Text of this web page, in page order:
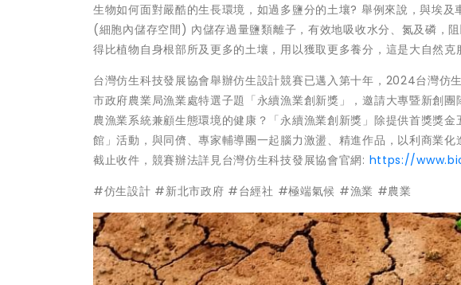
生物如何面對嚴酷的生長環境，如過多鹽分的土壤? 舉例來說，與埃
(細胞內儲存空間) 內儲存過量鹽類離子，有效地吸收水分、氮及磷，
得比植物自身根部所及更多的土壤，用以獲取更多養分，這是大自然克
台灣仿生科技發展協會舉辦仿生設計競賽已邁入第十年，2024台灣仿
市政府農業局漁業處特選子題「永續漁業創新獎」，邀請大專暨新創
農漁業系統兼顧生態環境的健康？「永續漁業創新獎」除提供首獎獎
館」活動，與同儕、專家輔導團一起腦力激盪、精進作品，以利商業
截止收件，競賽辦法詳見台灣仿生科技發展協會官網: https://
#仿生設計 #新北市政府 #台經社 #極端氣候 #漁業 #農業